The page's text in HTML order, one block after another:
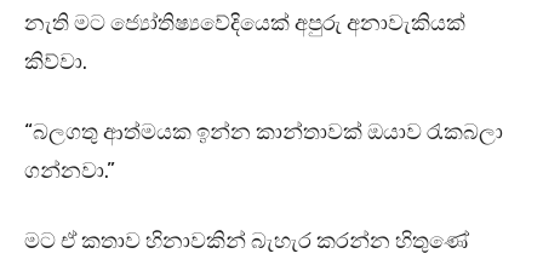
නැති මට ජ්‍යෝතිෂ්‍යවේදියෙක් අපුරු අනාවැකියක්
කිව්වා.
“බලගතු ආත්මයක ඉන්න කාන්තාවක් ඔයාව රැකබලා
ගන්නවා.”
මට ඒ කතාව හිනාවකින් බැහැර කරන්න හිතුණේ